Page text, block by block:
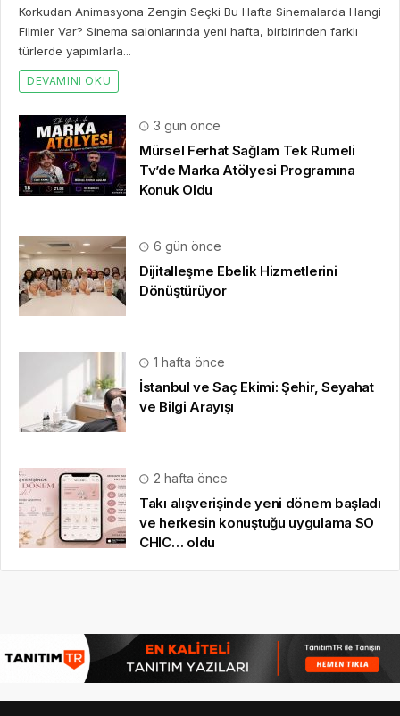
Korkudan Animasyona Zengin Seçki Bu Hafta Sinemalarda Hangi
Filmler Var? Sinema salonlarında yeni hafta, birbirinden farklı
türlerde yapımlarla...
DEVAMINI OKU
3 gün önce
Mürsel Ferhat Sağlam Tek Rumeli
Tv’de Marka Atölyesi Programına
Konuk Oldu
6 gün önce
Dijitalleşme Ebelik Hizmetlerini
Dönüştürüyor
1 hafta önce
İstanbul ve Saç Ekimi: Şehir, Seyahat
ve Bilgi Arayışı
2 hafta önce
Takı alışverişinde yeni dönem başladı
ve herkesin konuştuğu uygulama SO
CHIC… oldu